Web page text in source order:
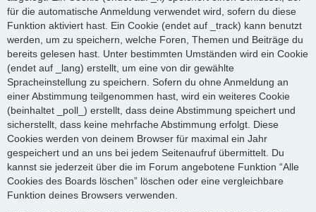
für die automatische Anmeldung verwendet wird, sofern du diese
Funktion aktiviert hast. Ein Cookie (endet auf _track) kann benutzt
werden, um zu speichern, welche Foren, Themen und Beiträge du
bereits gelesen hast. Unter bestimmten Umständen wird ein Cookie
(endet auf _lang) erstellt, um eine von dir gewählte
Spracheinstellung zu speichern. Sofern du ohne Anmeldung an
einer Abstimmung teilgenommen hast, wird ein weiteres Cookie
(beinhaltet _poll_) erstellt, dass deine Abstimmung speichert und
sicherstellt, dass keine mehrfache Abstimmung erfolgt. Diese
Cookies werden von deinem Browser für maximal ein Jahr
gespeichert und an uns bei jedem Seitenaufruf übermittelt. Du
kannst sie jederzeit über die im Forum angebotene Funktion “Alle
Cookies des Boards löschen” löschen oder eine vergleichbare
Funktion deines Browsers verwenden.